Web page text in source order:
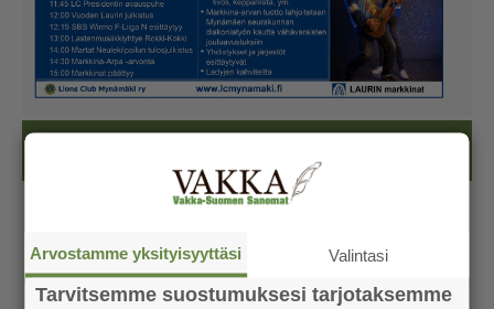
Arvostamme yksityisyyttäsi Valintasi
Tarvitsemme suostumuksesi tarjotaksemme